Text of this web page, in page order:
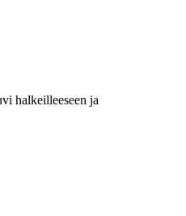
halkeilleeseen ja